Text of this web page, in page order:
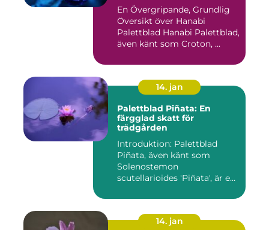
En Övergripande, Grundlig
Översikt över Hanabi
Palettblad Hanabi Palettblad,
även känt som Croton, ...
14. jan
Palettblad Piñata: En
färgglad skatt för
trädgården
Introduktion: Palettblad
Piñata, även känt som
Solenostemon
scutellarioides 'Piñata', är en
14. jan